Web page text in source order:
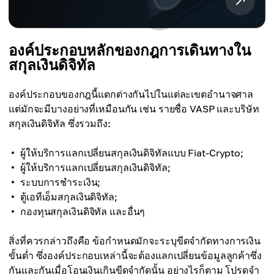
องค์ประกอบหลักของกฎการเดินทางใน
สกุลเงินดิจิทัล
องค์ประกอบของกฎนี้แตกต่างกันไปในแต่ละเขตอำนาจศาล
แต่มักจะมีบางอย่างที่เหมือนกัน เช่น รายชื่อ VASP และบริษัท
สกุลเงินดิจิทัล ซึ่งรวมถึง:
ผู้ให้บริการแลกเปลี่ยนสกุลเงินดิจิทัลแบบ Fiat-Crypto;
ผู้ให้บริการแลกเปลี่ยนสกุลเงินดิจิทัล;
ระบบการชำระเงิน;
ตู้เอทีเอ็มสกุลเงินดิจิทัล;
กองทุนสกุลเงินดิจิทัล และอื่นๆ
สิ่งที่ควรกล่าวถึงคือ ข้อกำหนดมักจะระบุขีดจำกัดทางการเงิน
ขั้นต่ำ ซึ่งองค์ประกอบเหล่านี้จะต้องแลกเปลี่ยนข้อมูลลูกค้าซึ่ง
กันและกันเมื่อโอนเงินเกินขีดจำกัดนั้น อย่างไรก็ตาม โปรดจำ